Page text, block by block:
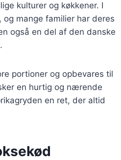
kulturer og køkkener. I
mange familier har deres
også en del af den danske
portioner og opbevares til
en hurtig og nærende
en ret, der altid